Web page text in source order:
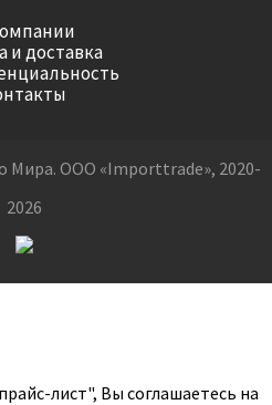
и доставка
Мира. ООО «Importtrade», 2020-
2026
лист", Вы соглашаетесь на